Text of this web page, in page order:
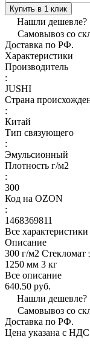
Купить в 1 клик
Нашли дешевле?
Самовывоз со
Доставка по РФ.
Характеристики
Производитель
:
JUSHI
Страна
:
Китай
Тип связующего
:
Эмульсионный
Плотность г/м2
:
300
Код на OZON
:
1468369811
Все характеристики
Описание
300 г/м2
1250 мм 3 кг
Все описание
640.50 руб.
Нашли дешевле?
Самовывоз со
Доставка по РФ.
Цена указана с